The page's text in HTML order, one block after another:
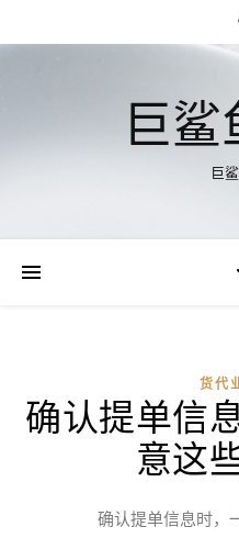
巨
巨
货代
确认提单信
意这
确认提单信息时，